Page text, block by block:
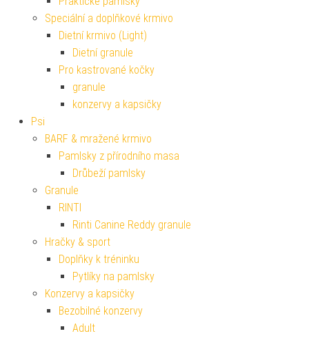
Speciální a doplňkové krmivo
Dietní krmivo (Light)
Dietní granule
Pro kastrované kočky
granule
konzervy a kapsičky
Psi
BARF & mražené krmivo
Pamlsky z přírodního masa
Drůbeží pamlsky
Granule
RINTI
Rinti Canine Reddy granule
Hračky & sport
Doplňky k tréninku
Pytlíky na pamlsky
Konzervy a kapsičky
Bezobilné konzervy
Adult